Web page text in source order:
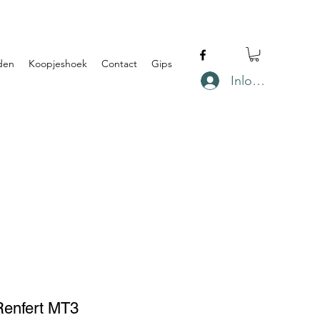
Koopjeshoek Contact Gips
Inloggen
MT3